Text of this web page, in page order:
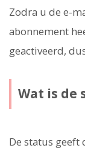
Zodra u de e-
abonnement
geactiveerd,
Wat is de
De status geeft